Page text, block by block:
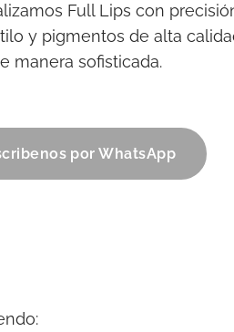
Full Lips con
y pigmentos de alta
manera sofisticada.
por WhatsApp